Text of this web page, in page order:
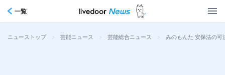
一覧
ニューストップ > 芸能ニュース > 芸能総合ニュース > みのもんた 安保法の可